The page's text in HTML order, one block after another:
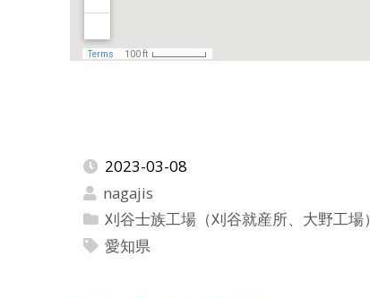
2023-03-08
nagajis
刈谷士族工場（刈谷就産所、大野工場）
愛知県